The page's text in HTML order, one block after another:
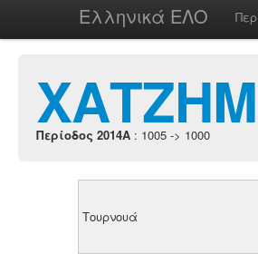
Ελληνικά ΕΛΟ
Περίοδος 2014A : 1005 -> 1000
Τουρνουά